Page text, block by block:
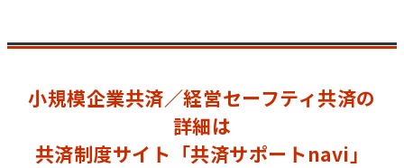
小規模企業共済／経営セーフティ共済の
詳細は
共済制度サイト「共済サポートnavi」